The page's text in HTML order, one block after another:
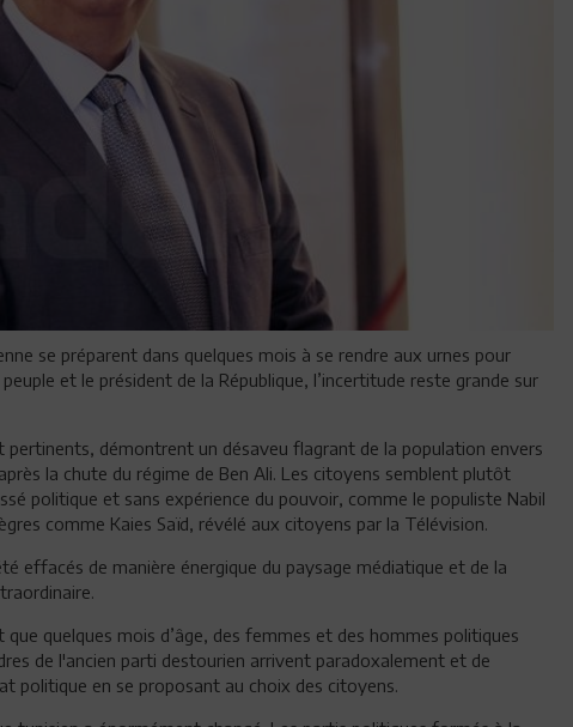
se préparent dans quelques mois à se rendre aux urnes pour
et le président de la République, l’incertitude reste grande sur
pertinents, démontrent un désaveu flagrant de la population envers
la chute du régime de Ben Ali. Les citoyens semblent plutôt
politique et sans expérience du pouvoir, comme le populiste Nabil
comme Kaies Saïd, révélé aux citoyens par la Télévision.
effacés de manière énergique du paysage médiatique et de la
quelques mois d’âge, des femmes et des hommes politiques
de l'ancien parti destourien arrivent paradoxalement et de
politique en se proposant au choix des citoyens.